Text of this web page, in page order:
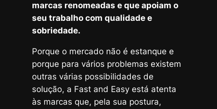
marcas renomeadas e que apoiam o
seu trabalho com qualidade e
sobriedade.
Porque o mercado não é estanque e
porque para vários problemas existem
outras várias possibilidades de
solução, a Fast and Easy está atenta
às marcas que, pela sua postura,